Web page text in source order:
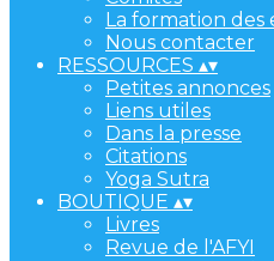
La formation des
Nous contacter
RESSOURCES ▴▾
Petites annonces
Liens utiles
Dans la presse
Citations
Yoga Sutra
BOUTIQUE ▴▾
Livres
Revue de l'AFYI